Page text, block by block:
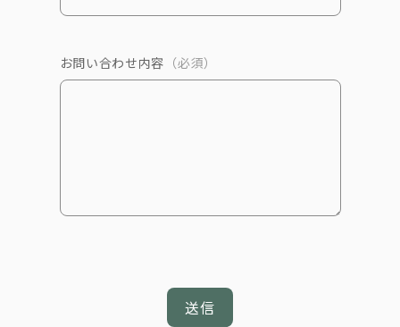
お問い合わせ内容 （必須）